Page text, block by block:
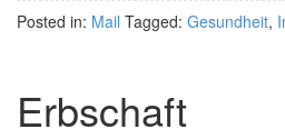
Posted in: Mail Tagged: Gesundheit,
Erbschaft